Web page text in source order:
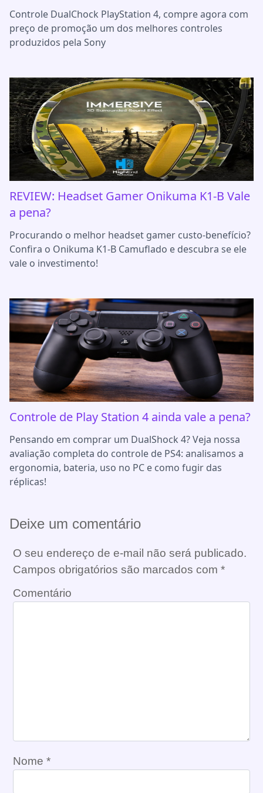
Controle DualChock PlayStation 4, compre agora com
preço de promoção um dos melhores controles
produzidos pela Sony
REVIEW: Headset Gamer Onikuma K1-B Vale
a pena?
Procurando o melhor headset gamer custo-benefício?
Confira o Onikuma K1-B Camuflado e descubra se ele
vale o investimento!
Controle de Play Station 4 ainda vale a pena?
Pensando em comprar um DualShock 4? Veja nossa
avaliação completa do controle de PS4: analisamos a
ergonomia, bateria, uso no PC e como fugir das
réplicas!
Deixe um comentário
O seu endereço de e-mail não será publicado.
Campos obrigatórios são marcados com *
Comentário
Nome *